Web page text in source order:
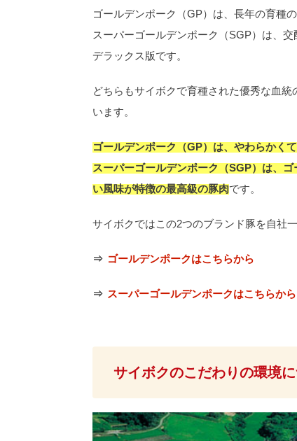
ゴールデンポーク（GP）は、長年の育種
スーパーゴールデンポーク（SGP）は、
デラックス版です。
どちらもサイボクで育種された優秀な血
います。
ゴールデンポーク（GP）は、やわらかく
スーパーゴールデンポーク（SGP）は、
い風味が特徴の最高級の豚肉です。
サイボクではこの2つのブランド豚を自社
⇒ ゴールデンポークはこちらから
⇒ スーパーゴールデンポークはこちらから
サイボクのこだわりの環境